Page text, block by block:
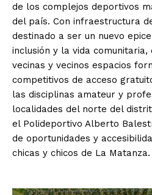
de los complejos deportivos
del país. Con infraestructura
destinado a ser un nuevo
inclusión y la vida
vecinas y vecinos espacios
competitivos de acceso
las disciplinas amateur y
localidades del norte del
el Polideportivo Alberto
de oportunidades y
chicas y chicos de La Matanza.